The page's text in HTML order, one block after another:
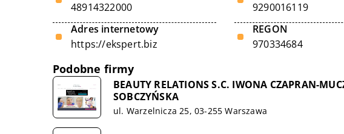
48914322000
Adres internetowy
https://ekspert.biz
9290016119
REGON
970334684
Podobne firmy
BEAUTY RELATIONS S.C. IWONA CZAPRAN-
SOBCZYŃSKA
ul. Warzelnicza 25, 03-255 Warszawa